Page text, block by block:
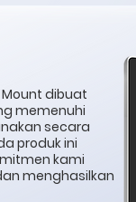
dibuat
memenuhi
secara
produk ini
kami
menghasilkan